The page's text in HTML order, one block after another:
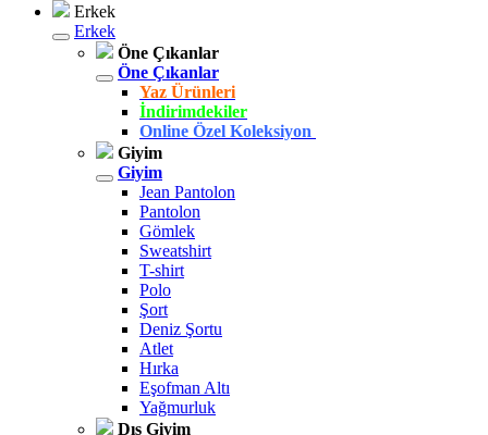
Erkek
Erkek
Öne Çıkanlar
Öne Çıkanlar
Yaz Ürünleri
İndirimdekiler
Online Özel Koleksiyon
Giyim
Giyim
Jean Pantolon
Pantolon
Gömlek
Sweatshirt
T-shirt
Polo
Şort
Deniz Şortu
Atlet
Hırka
Eşofman Altı
Yağmurluk
Dış Giyim